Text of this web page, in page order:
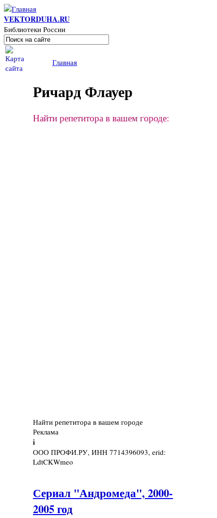
Перейти к основному содержанию
VEKTORDUHA.RU
Библиотеки России
Форма поиска
Поиск
Вы здесьГлавная
Ричард Флауер
Найти репетитора в вашем городе:
Найти репетитора в вашем городе
Реклама
i
ООО ПРОФИ.РУ, ИНН 7714396093, erid:
LdtCKWmeo
Сериал "Андромеда", 2000-
2005 год